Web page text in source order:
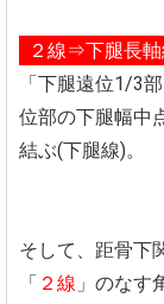
２線⇒下腿長軸
「下腿遠位1/3
位部の下腿幅中
結ぶ(下腿線)。
そして、距骨下
「 ２線 」のなす